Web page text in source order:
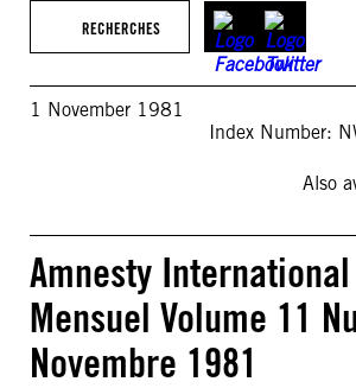
RECHERCHES
1 November 1981
Index Number:
Also
Amnesty
Mensuel Volume 11
Novembre 1981